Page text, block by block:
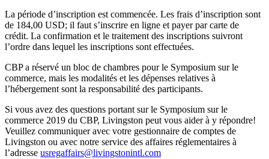
La période d’inscription est commencée. Les frais d’inscription sont
de 184,00 USD; il faut s’inscrire en ligne et payer par carte de
crédit. La confirmation et le traitement des inscriptions suivront
l’ordre dans lequel les inscriptions sont effectuées.
CBP a réservé un bloc de chambres pour le Symposium sur le
commerce, mais les modalités et les dépenses relatives à
l’hébergement sont la responsabilité des participants.
Si vous avez des questions portant sur le Symposium sur le
commerce 2019 du CBP, Livingston peut vous aider à y répondre!
Veuillez communiquer avec votre gestionnaire de comptes de
Livingston ou avec notre service des affaires réglementaires à
l’adresse usregaffairs@livingstonintl.com